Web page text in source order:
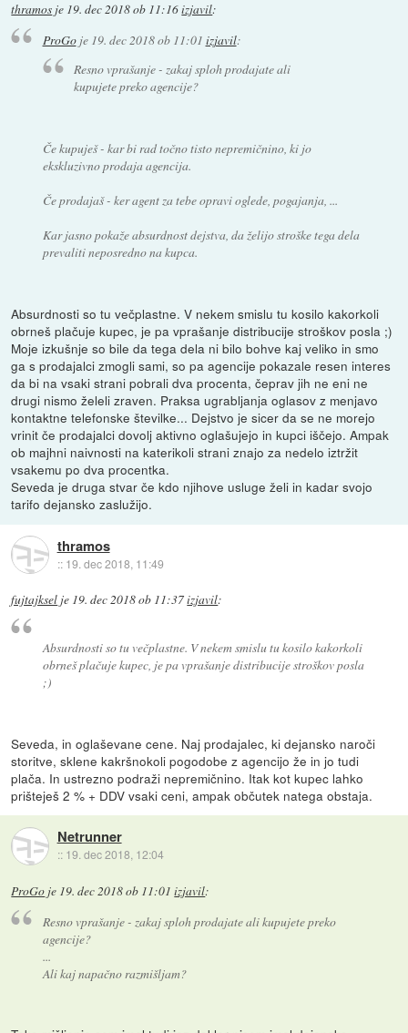
thramos je 19. dec 2018 ob 11:16izjavil:
ProGoje 19. dec 2018 ob 11:01 izjavil:
Resno vprašanje - zakaj sploh prodajate ali
kupujete preko agencije?
Če kupuješ - kar bi rad točno tisto nepremičnino, ki jo
ekskluzivno prodaja agencija.
Če prodajaš - ker agent za tebe opravi oglede, pogajanja, ...
Kar jasno pokaže absurdnost dejstva, da želijo stroške tega dela
prevaliti neposredno na kupca.
Absurdnosti so tu večplastne. V nekem smislu tu kosilo kakorkoli
obrneš plačuje kupec, je pa vprašanje distribucije stroškov posla ;)
Moje izkušnje so bile da tega dela ni bilo bohve kaj veliko in smo
ga s prodajalci zmogli sami, so pa agencije pokazale resen interes
da bi na vsaki strani pobrali dva procenta, čeprav jih ne eni ne
drugi nismo želeli zraven. Praksa ugrabljanja oglasov z menjavo
kontaktne telefonske številke... Dejstvo je sicer da se ne morejo
vrinit če prodajalci dovolj aktivno oglašujejo in kupci iščejo. Ampak
ob majhni naivnosti na katerikoli strani znajo za nedelo iztržit
vsakemu po dva procentka.
Seveda je druga stvar če kdo njihove usluge želi in kadar svojo
tarifo dejansko zaslužijo.
thramos
:: 19. dec 2018, 11:49
fujtajksel je 19. dec 2018 ob 11:37izjavil:
Absurdnosti so tu večplastne. V nekem smislu tu kosilo kakorkoli
obrneš plačuje kupec, je pa vprašanje distribucije stroškov posla
;)
Seveda, in oglaševane cene. Naj prodajalec, ki dejansko naroči
storitve, sklene kakršnokoli pogodobe z agencijo že in jo tudi
plača. In ustrezno podraži nepremičnino. Itak kot kupec lahko
prišteješ 2 % + DDV vsaki ceni, ampak občutek natega obstaja.
Netrunner
:: 19. dec 2018, 12:04
ProGo je 19. dec 2018 ob 11:01 izjavil:
Resno vprašanje - zakaj sploh prodajate ali kupujete preko
agencije?
...
Ali kaj napačno razmišljam?